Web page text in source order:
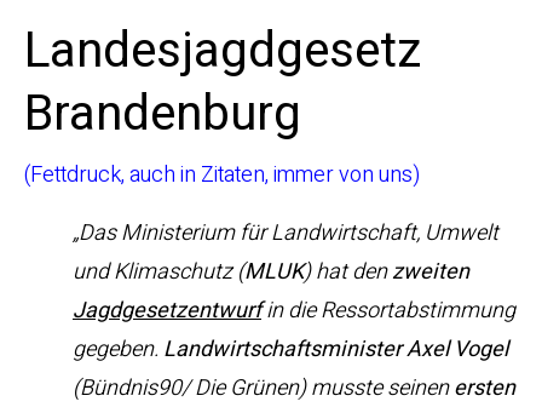
Landesjagdgesetz
Brandenburg
(Fettdruck, auch in Zitaten, immer von uns)
„Das Ministerium für Landwirtschaft, Umwelt
und Klimaschutz (MLUK) hat denzweiten
Jagdgesetzentwurfin die Ressortabstimmung
gegeben. Landwirtschaftsminister Axel Vogel
(Bündnis90/ Die Grünen) musste seinenersten